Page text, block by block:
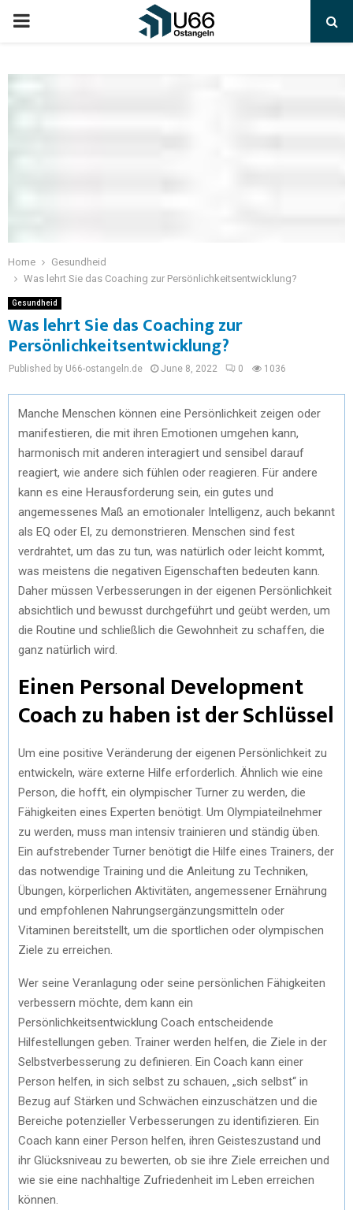
Home
Gesundheid
Was lehrt Sie das Coaching zur Persönlichkeitsentwicklung?
Gesundheid
Was lehrt Sie das Coaching zur
Persönlichkeitsentwicklung?
Published by U66-ostangeln.de June 8, 2022 0 1036
Manche Menschen können eine Persönlichkeit zeigen oder
manifestieren, die mit ihren Emotionen umgehen kann,
harmonisch mit anderen interagiert und sensibel darauf
reagiert, wie andere sich fühlen oder reagieren. Für andere
kann es eine Herausforderung sein, ein gutes und
angemessenes Maß an emotionaler Intelligenz, auch bekannt
als EQ oder EI, zu demonstrieren. Menschen sind fest
verdrahtet, um das zu tun, was natürlich oder leicht kommt,
was meistens die negativen Eigenschaften bedeuten kann.
Daher müssen Verbesserungen in der eigenen Persönlichkeit
absichtlich und bewusst durchgeführt und geübt werden, um
die Routine und schließlich die Gewohnheit zu schaffen, die
ganz natürlich wird.
Einen Personal Development
Coach zu haben ist der Schlüssel
Um eine positive Veränderung der eigenen Persönlichkeit zu
entwickeln, wäre externe Hilfe erforderlich. Ähnlich wie eine
Person, die hofft, ein olympischer Turner zu werden, die
Fähigkeiten eines Experten benötigt. Um Olympiateilnehmer
zu werden, muss man intensiv trainieren und ständig üben.
Ein aufstrebender Turner benötigt die Hilfe eines Trainers, der
das notwendige Training und die Anleitung zu Techniken,
Übungen, körperlichen Aktivitäten, angemessener Ernährung
und empfohlenen Nahrungsergänzungsmitteln oder
Vitaminen bereitstellt, um die sportlichen oder olympischen
Ziele zu erreichen.
Wer seine Veranlagung oder seine persönlichen Fähigkeiten
verbessern möchte, dem kann ein
Persönlichkeitsentwicklung Coach entscheidende
Hilfestellungen geben. Trainer werden helfen, die Ziele in der
Selbstverbesserung zu definieren. Ein Coach kann einer
Person helfen, in sich selbst zu schauen, „sich selbst“ in
Bezug auf Stärken und Schwächen einzuschätzen und die
Bereiche potenzieller Verbesserungen zu identifizieren. Ein
Coach kann einer Person helfen, ihren Geisteszustand und
ihr Glücksniveau zu bewerten, ob sie ihre Ziele erreichen und
wie sie eine nachhaltige Zufriedenheit im Leben erreichen
können.